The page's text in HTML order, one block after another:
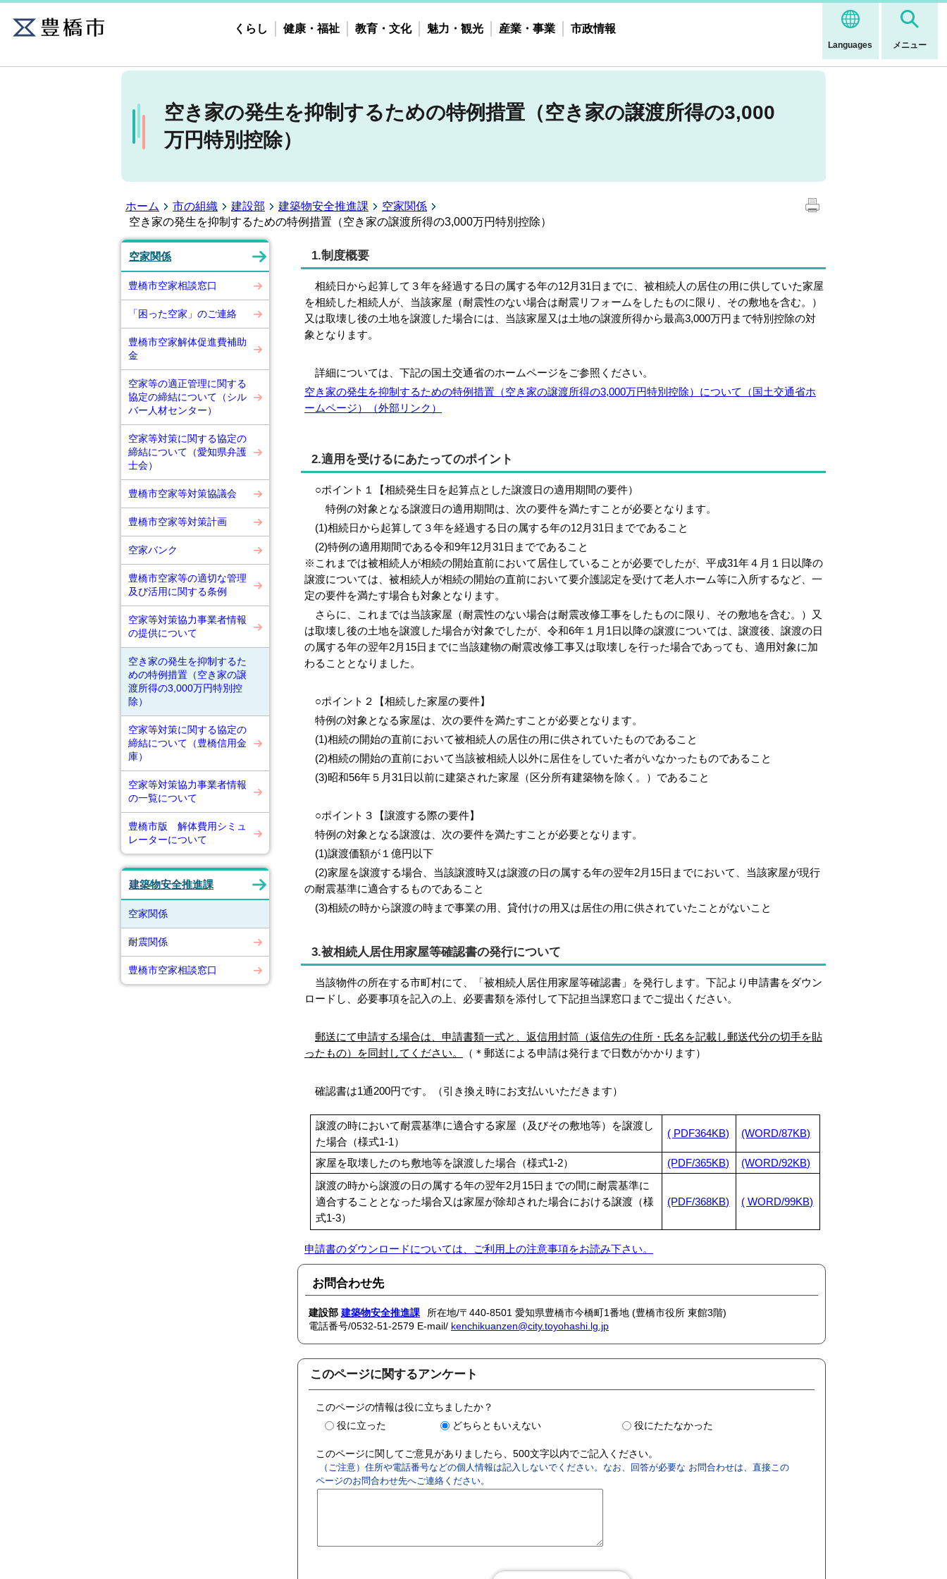
Languages メニュー
くらし 健康・福祉 教育・文化 魅力・観光 産業・事業 市政情報
空き家の発生を抑制するための特例措置（空き家の譲渡所得の3,000
万円特別控除）
ホーム 市の組織 建設部 建築物安全推進課
空家関係
空き家の発生を抑制するための特例措置（空き家の譲渡所得の3,000万円特別控除）
空家関係
豊橋市空家相談窓口
「困った空家」のご連絡
豊橋市空家解体促進費補助
金
空家等の適正管理に関する
協定の締結について（シル
バー人材センター）
空家等対策に関する協定の
締結について（愛知県弁護
士会）
豊橋市空家等対策協議会
豊橋市空家等対策計画
空家バンク
豊橋市空家等の適切な管理
及び活用に関する条例
空家等対策協力事業者情報
の提供について
空き家の発生を抑制するた
めの特例措置（空き家の譲
渡所得の3,000万円特別控
除）
空家等対策に関する協定の
締結について（豊橋信用金
庫）
空家等対策協力事業者情報
の一覧について
豊橋市版 解体費用シミュ
レーターについて
建築物安全推進課
空家関係
耐震関係
豊橋市空家相談窓口
1.制度概要
相続日から起算して３年を経過する日の属する年の12月31日までに、被相続人の居住の用に供していた家屋
を相続した相続人が、当該家屋（耐震性のない場合は耐震リフォームをしたものに限り、その敷地を含む。）
又は取壊し後の土地を譲渡した場合には、当該家屋又は土地の譲渡所得から最高3,000万円まで特別控除の対
象となります。
詳細については、下記の国土交通省のホームページをご参照ください。
空き家の発生を抑制するための特例措置（空き家の譲渡所得の3,000万円特別控除）について（国土交通省ホ
ームページ）（外部リンク）
2.適用を受けるにあたってのポイント
○ポイント１【相続発生日を起算点とした譲渡日の適用期間の要件）
特例の対象となる譲渡日の適用期間は、次の要件を満たすことが必要となります。
(1)相続日から起算して３年を経過する日の属する年の12月31日までであること
(2)特例の適用期間である令和9年12月31日までであること
※これまでは被相続人が相続の開始直前において居住していることが必要でしたが、平成31年４月１日以降の
譲渡については、被相続人が相続の開始の直前において要介護認定を受けて老人ホーム等に入所するなど、一
定の要件を満たす場合も対象となります。
さらに、これまでは当該家屋（耐震性のない場合は耐震改修工事をしたものに限り、その敷地を含む。）又
は取壊し後の土地を譲渡した場合が対象でしたが、令和6年１月1日以降の譲渡については、譲渡後、譲渡の日
の属する年の翌年2月15日までに当該建物の耐震改修工事又は取壊しを行った場合であっても、適用対象に加
わることとなりました。
○ポイント２【相続した家屋の要件】
特例の対象となる家屋は、次の要件を満たすことが必要となります。
(1)相続の開始の直前において被相続人の居住の用に供されていたものであること
(2)相続の開始の直前において当該被相続人以外に居住をしていた者がいなかったものであること
(3)昭和56年５月31日以前に建築された家屋（区分所有建築物を除く。）であること
○ポイント３【譲渡する際の要件】
特例の対象となる譲渡は、次の要件を満たすことが必要となります。
(1)譲渡価額が１億円以下
(2)家屋を譲渡する場合、当該譲渡時又は譲渡の日の属する年の翌年2月15日までにおいて、当該家屋が現行
の耐震基準に適合するものであること
(3)相続の時から譲渡の時まで事業の用、貸付けの用又は居住の用に供されていたことがないこと
3.被相続人居住用家屋等確認書の発行について
当該物件の所在する市町村にて、「被相続人居住用家屋等確認書」を発行します。下記より申請書をダウン
ロードし、必要事項を記入の上、必要書類を添付して下記担当課窓口までご提出ください。
郵送にて申請する場合は、申請書類一式と、返信用封筒（返信先の住所・氏名を記載し郵送代分の切手を貼
ったもの）を同封してください。
（＊郵送による申請は発行まで日数がかかります）
確認書は1通200円です。（引き換え時にお支払いいただきます）
譲渡の時において耐震基準に適合する家屋（及びその敷地等）を譲渡し
た場合（様式1-1）
( PDF364KB) (WORD/87KB)
家屋を取壊したのち敷地等を譲渡した場合（様式1-2） (PDF/365KB)
(WORD/92KB)
譲渡の時から譲渡の日の属する年の翌年2月15日までの間に耐震基準に
適合することとなった場合又は家屋が除却された場合における譲渡（様
式1-3）
(PDF/368KB) ( WORD/99KB)
申請書のダウンロードについては、ご利用上の注意事項をお読み下さい。
お問合わせ先
建設部 建築物安全推進課
所在地/〒440-8501 愛知県豊橋市今橋町1番地 (豊橋市役所 東館3階)
電話番号/0532-51-2579 E-mail/ kenchikuanzen@city.toyohashi.lg.jp
このページに関するアンケート
このページの情報は役に立ちましたか？
役に立った
どちらともいえない 役にたたなかった
このページに関してご意見がありましたら、500文字以内でご記入ください。
（ご注意）住所や電話番号などの個人情報は記入しないでください。なお、回答が必要な お問合わせは、直接この
ページのお問合わせ先へご連絡ください。